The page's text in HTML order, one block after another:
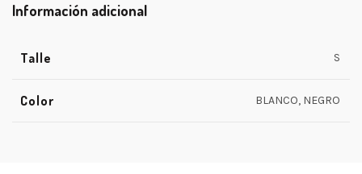
Información adicional
Talle S
Color BLANCO, NEGRO